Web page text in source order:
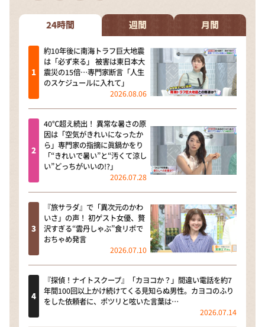
24時間 週間 月間
約10年後に南海トラフ巨大地震
は「必ず来る」 被害は東日本大
震災の15倍…専門家断言「人生
のスケジュールに入れて」
2026.08.06
40℃超え続出！ 異常な暑さの原
因は「空気がきれいになったか
ら」専門家の指摘に眞鍋かをり
「“きれいで暑い”と“汚くて涼し
い”どっちがいいの!?」
2026.07.28
『旅サラダ』で「異次元のかわ
いさ」の声！ 初ゲスト女優、贅
沢すぎる“雲丹しゃぶ”食リポで
おちゃめ発言
2026.07.10
『探偵！ナイトスクープ』「カヨコか？」間違い電話を約7
年間100回以上かけ続けてくる見知らぬ男性。カヨコのふり
をした依頼者に、ポツリと呟いた言葉は…
2026.07.14